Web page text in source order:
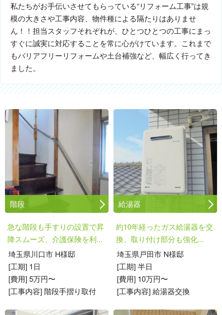
私たちがお手伝いさせてもらっている“リフォーム工事”は規
模の大きさや工事内容、物件種による隔たりはありませ
ん！！担当スタッフそれぞれが、ひとつひとつの工事にまっ
すぐに誠実に対応することを常に心がけています。これまで
もバリアフリーリフォームや土台補強など、幅広く行ってき
ました。
階段
急な階段も手すりの設置で昇
降スムーズ、介護保険を利...
埼玉県川口市 H様邸
[工期] 1日
[費用] 5万円〜
[工事内容] 階段手摺り取付
給湯器
約10年経ったガス給湯器を交
換、取り付け部分も強化...
埼玉県戸田市 N様邸
[工期] 半日
[費用] 10万円〜
[工事内容] 給湯器交換